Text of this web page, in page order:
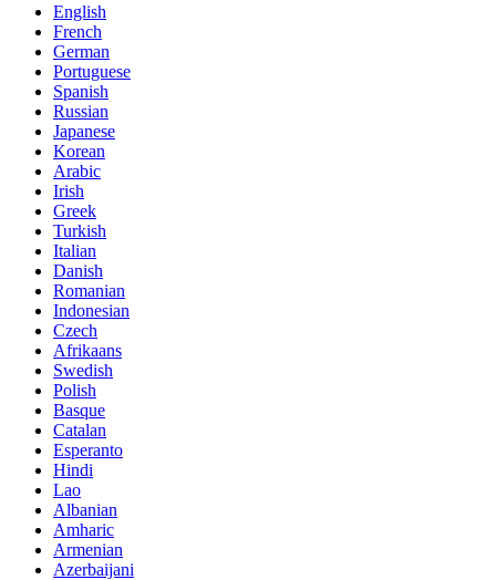
English
French
German
Portuguese
Spanish
Russian
Japanese
Korean
Arabic
Irish
Greek
Turkish
Italian
Danish
Romanian
Indonesian
Czech
Afrikaans
Swedish
Polish
Basque
Catalan
Esperanto
Hindi
Lao
Albanian
Amharic
Armenian
Azerbaijani